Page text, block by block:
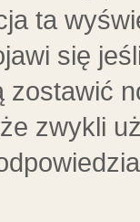
ta
się
zostawić
zwykli